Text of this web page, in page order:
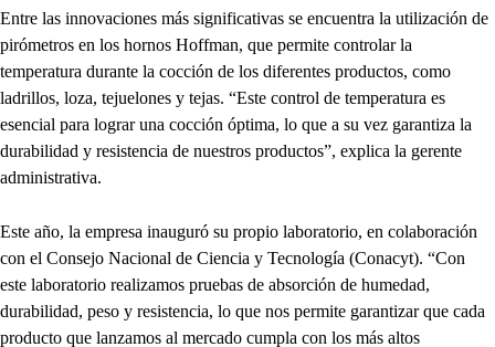
Entre las innovaciones más significativas se encuentra la utilización de
pirómetros en los hornos Hoffman, que permite controlar la
temperatura durante la cocción de los diferentes productos, como
ladrillos, loza, tejuelones y tejas. “Este control de temperatura es
esencial para lograr una cocción óptima, lo que a su vez garantiza la
durabilidad y resistencia de nuestros productos”, explica la gerente
administrativa.
Este año, la empresa inauguró su propio laboratorio, en colaboración
con el Consejo Nacional de Ciencia y Tecnología (Conacyt). “Con
este laboratorio realizamos pruebas de absorción de humedad,
durabilidad, peso y resistencia, lo que nos permite garantizar que cada
producto que lanzamos al mercado cumpla con los más altos